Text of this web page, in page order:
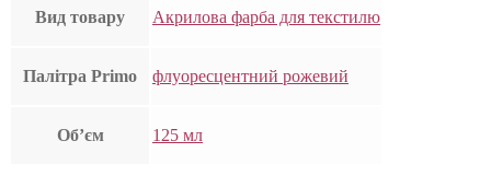
Вид товару Акрилова фарба для текстилю
Палітра Primo флуоресцентний рожевий
Об’єм 125 мл